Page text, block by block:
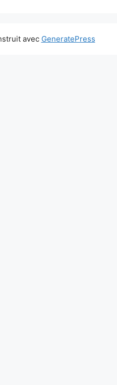
avec GeneratePress